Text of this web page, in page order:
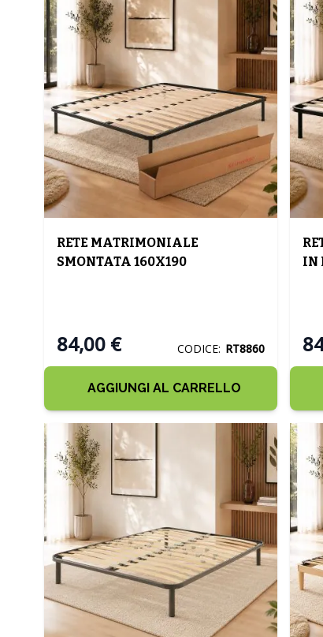
RETE MATRIMONIALE
SMONTATA 160X190
84,00 € CODICE: RT8860
AGGIUNGI AL CARRELLO
IN